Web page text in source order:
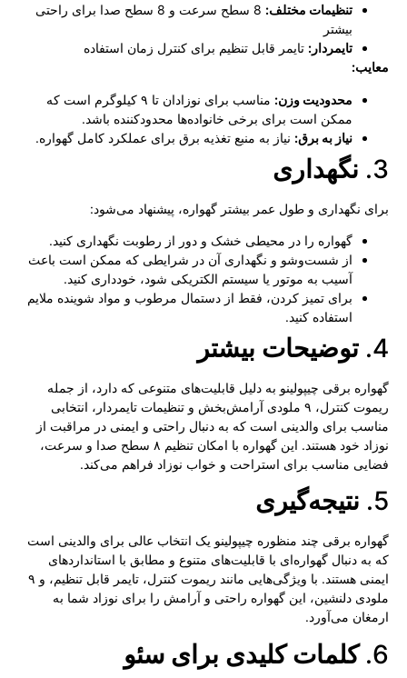
تنظیمات مختلف:
8 سطح سرعت و 8 سطح صدا برای راحتی
بیشتر
تایمردار: تایمر قابل تنظیم برای کنترل زمان استفاده
معایب:
محدودیت وزن:
مناسب برای نوزادان تا ۹ کیلوگرم است که
ممکن است برای برخی خانواده‌ها محدودکننده باشد.
نیاز به برق: نیاز به منبع تغذیه برق برای عملکرد کامل گهواره.
3. نگهداری
برای نگهداری و طول عمر بیشتر گهواره، پیشنهاد می‌شود:
گهواره را در محیطی خشک و دور از رطوبت نگهداری کنید.
از شست‌وشو و نگهداری آن در شرایطی که ممکن است باعث
آسیب به موتور یا سیستم الکتریکی شود، خودداری کنید.
برای تمیز کردن، فقط از دستمال مرطوب و مواد شوینده ملایم
استفاده کنید.
4. توضیحات بیشتر
گهواره برقی چیپولینو به دلیل قابلیت‌های متنوعی که دارد، از جمله
ریموت کنترل، ۹ ملودی آرامش‌بخش و تنظیمات تایمردار، انتخابی
مناسب برای والدینی است که به دنبال راحتی و ایمنی در مراقبت از
نوزاد خود هستند. این گهواره با امکان تنظیم ۸ سطح صدا و سرعت،
فضایی مناسب برای استراحت و خواب نوزاد فراهم می‌کند.
5. نتیجه‌گیری
گهواره برقی چند منظوره چیپولینو یک انتخاب عالی برای والدینی است
که به دنبال گهواره‌ای با قابلیت‌های متنوع و مطابق با استانداردهای
ایمنی هستند. با ویژگی‌هایی مانند ریموت کنترل، تایمر قابل تنظیم، و ۹
ملودی دلنشین، این گهواره راحتی و آرامش را برای نوزاد شما به
ارمغان می‌آورد.
6. کلمات کلیدی برای سئو